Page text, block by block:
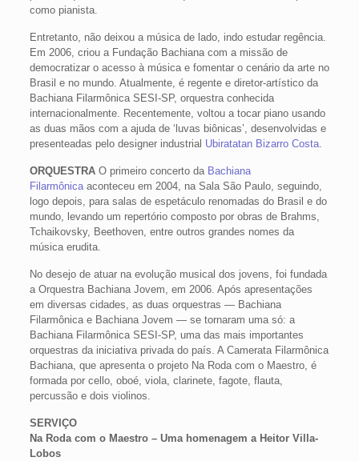
como pianista.
Entretanto, não deixou a música de lado, indo estudar regência.
Em 2006, criou a Fundação Bachiana com a missão de
democratizar o acesso à música e fomentar o cenário da arte no
Brasil e no mundo. Atualmente, é regente e diretor-artístico da
Bachiana Filarmônica SESI-SP, orquestra conhecida
internacionalmente. Recentemente, voltou a tocar piano usando
as duas mãos com a ajuda de ‘luvas biônicas’, desenvolvidas e
presenteadas pelo designer industrial Ubiratatan Bizarro Costa.
ORQUESTRAO primeiro concerto da Bachiana
Filarmônicaaconteceu em 2004, na Sala São Paulo, seguindo,
logo depois, para salas de espetáculo renomadas do Brasil e do
mundo, levando um repertório composto por obras de Brahms,
Tchaikovsky, Beethoven, entre outros grandes nomes da
música erudita.
No desejo de atuar na evolução musical dos jovens, foi fundada
a Orquestra Bachiana Jovem, em 2006. Após apresentações
em diversas cidades, as duas orquestras — Bachiana
Filarmônica e Bachiana Jovem — se tornaram uma só: a
Bachiana Filarmônica SESI-SP, uma das mais importantes
orquestras da iniciativa privada do país. A Camerata Filarmônica
Bachiana, que apresenta o projeto Na Roda com o Maestro, é
formada por cello, oboé, viola, clarinete, fagote, flauta,
percussão e dois violinos.
SERVIÇO
Na Roda com o Maestro – Uma homenagem a Heitor Villa-
Lobos